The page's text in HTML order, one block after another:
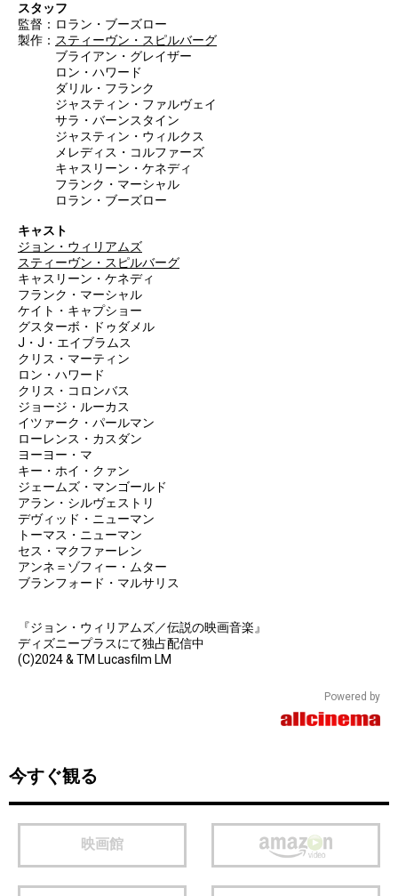
スタッフ
監督：ロラン・ブーズロー
製作： スティーヴン・スピルバーグ
ブライアン・グレイザー
ロン・ハワード
ダリル・フランク
ジャスティン・ファルヴェイ
サラ・バーンスタイン
ジャスティン・ウィルクス
メレディス・コルファーズ
キャスリーン・ケネディ
フランク・マーシャル
ロラン・ブーズロー
キャスト
ジョン・ウィリアムズ
スティーヴン・スピルバーグ
キャスリーン・ケネディ
フランク・マーシャル
ケイト・キャプショー
グスターボ・ドゥダメル
J・J・エイブラムス
クリス・マーティン
ロン・ハワード
クリス・コロンバス
ジョージ・ルーカス
イツァーク・パールマン
ローレンス・カスダン
ヨーヨー・マ
キー・ホイ・クァン
ジェームズ・マンゴールド
アラン・シルヴェストリ
デヴィッド・ニューマン
トーマス・ニューマン
セス・マクファーレン
アンネ＝ゾフィー・ムター
ブランフォード・マルサリス
『ジョン・ウィリアムズ／伝説の映画音楽』
ディズニープラスにて独占配信中
(C)2024 & TM Lucasfilm LM
Powered by
今すぐ観る
映画館